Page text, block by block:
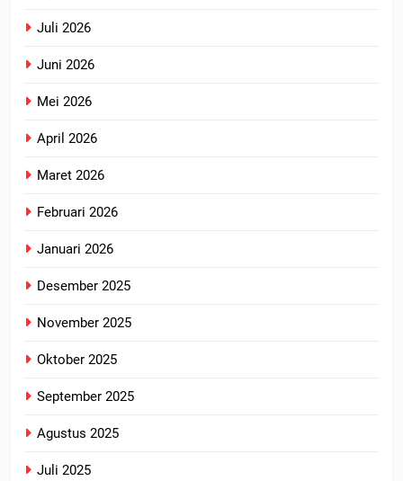
Juli 2026
Juni 2026
Mei 2026
April 2026
Maret 2026
Februari 2026
Januari 2026
Desember 2025
November 2025
Oktober 2025
September 2025
Agustus 2025
Juli 2025